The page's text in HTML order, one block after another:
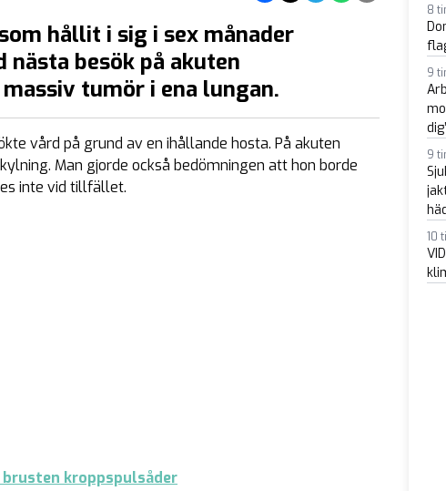
hållit i sig i sex månader
besök på akuten
tumör i ena lungan.
vård på grund av en ihållande hosta. På akuten
Man gjorde också bedömningen att hon borde
inte vid tillfället.
brusten kroppspulsåder
8
9
9
10